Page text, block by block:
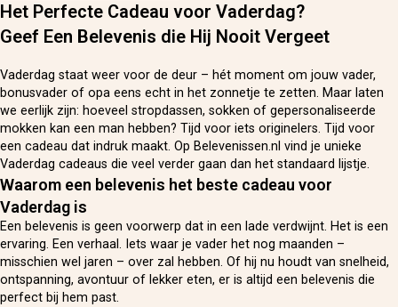
Het Perfecte Cadeau voor Vaderdag?
Geef Een Belevenis die Hij Nooit Vergeet
Vaderdag staat weer voor de deur – hét moment om jouw vader,
bonusvader of opa eens echt in het zonnetje te zetten. Maar laten
we eerlijk zijn: hoeveel stropdassen, sokken of gepersonaliseerde
mokken kan een man hebben? Tijd voor iets originelers. Tijd voor
een cadeau dat indruk maakt. Op Belevenissen.nl vind je unieke
Vaderdag cadeaus die veel verder gaan dan het standaard lijstje.
Waarom een belevenis het beste cadeau voor
Vaderdag is
Een belevenis is geen voorwerp dat in een lade verdwijnt. Het is een
ervaring. Een verhaal. Iets waar je vader het nog maanden –
misschien wel jaren – over zal hebben. Of hij nu houdt van snelheid,
ontspanning, avontuur of lekker eten, er is altijd een belevenis die
perfect bij hem past.